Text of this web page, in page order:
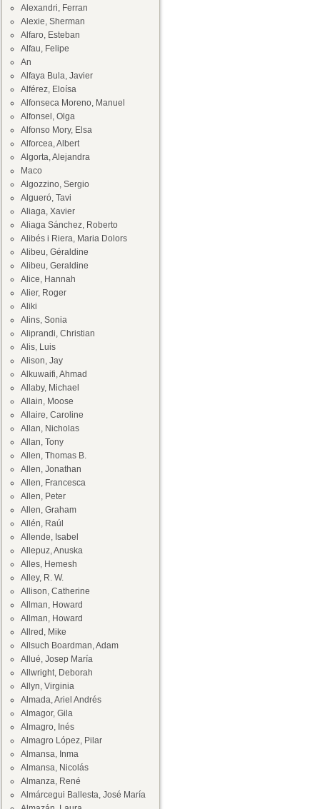
Alexandri, Ferran
Alexie, Sherman
Alfaro, Esteban
Alfau, Felipe
An
Alfaya Bula, Javier
Alférez, Eloísa
Alfonseca Moreno, Manuel
Alfonsel, Olga
Alfonso Mory, Elsa
Alforcea, Albert
Algorta, Alejandra
Maco
Algozzino, Sergio
Algueró, Tavi
Aliaga, Xavier
Aliaga Sánchez, Roberto
Alibés i Riera, Maria Dolors
Alibeu, Géraldine
Alibeu, Geraldine
Alice, Hannah
Alier, Roger
Aliki
Alins, Sonia
Aliprandi, Christian
Alis, Luis
Alison, Jay
Alkuwaifi, Ahmad
Allaby, Michael
Allain, Moose
Allaire, Caroline
Allan, Nicholas
Allan, Tony
Allen, Thomas B.
Allen, Jonathan
Allen, Francesca
Allen, Peter
Allen, Graham
Allén, Raúl
Allende, Isabel
Allepuz, Anuska
Alles, Hemesh
Alley, R. W.
Allison, Catherine
Allman, Howard
Allman, Howard
Allred, Mike
Allsuch Boardman, Adam
Allué, Josep María
Allwright, Deborah
Allyn, Virginia
Almada, Ariel Andrés
Almagor, Gila
Almagro, Inés
Almagro López, Pilar
Almansa, Inma
Almansa, Nicolás
Almanza, René
Almárcegui Ballesta, José María